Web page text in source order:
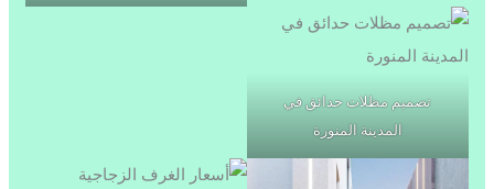
تصميم مظلات حدائق في
المدينة المنورة